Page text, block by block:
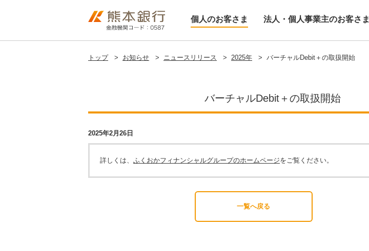
個人のお客さま 法人・個人事業主のお客さま
トップ > お知らせ > ニュースリリース > 2025年 > バーチャルDebit＋の取扱開始
バーチャルDebit＋の取扱開始
2025年2月26日
詳しくは、 ふくおかフィナンシャルグループのホームページをご覧ください。
一覧へ戻る